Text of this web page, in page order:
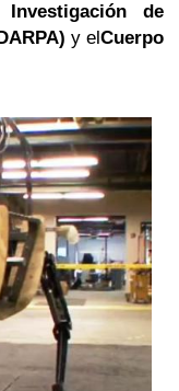
de
y elCuerpo